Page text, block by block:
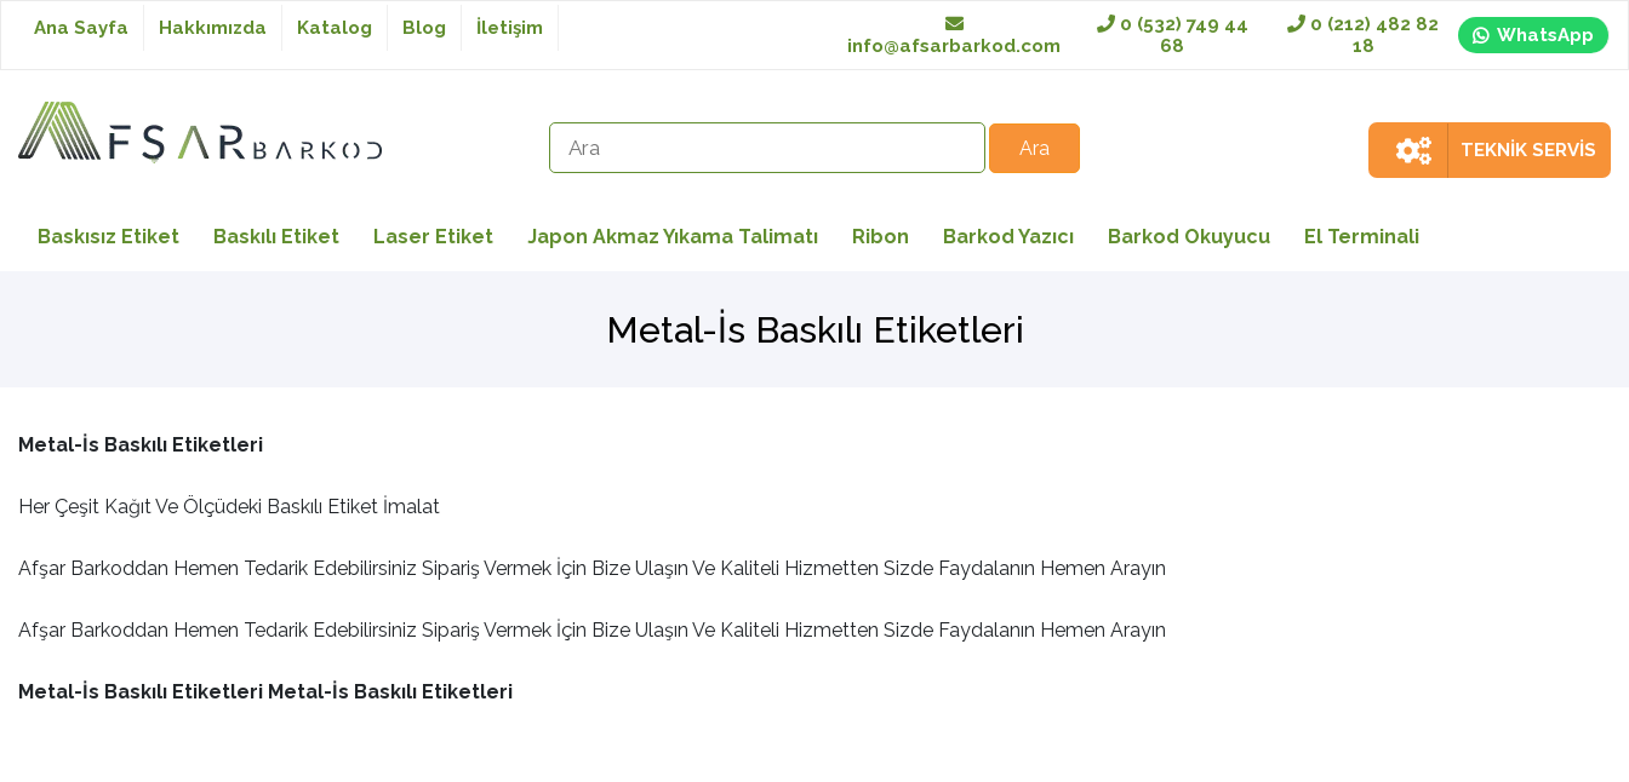
Baskısız Etiket
Talimatı
Ana Sayfa Hakkımızda Katalog Blog
İletişim
info@afsarbarkod.com
0 (532) 749 44
68
0 (212) 482 82
18
WhatsApp
TEKNİK SERVİS
Baskısız Etiket Baskılı Etiket Laser Etiket Japon Akmaz Yıkama Talimatı Ribon Barkod Yazıcı Barkod Okuyucu El Terminali
Metal-İs Baskılı Etiketleri
Metal-İs Baskılı Etiketleri
Her Çeşit Kağıt Ve Ölçüdeki Baskılı Etiket İmalat
Afşar Barkoddan Hemen Tedarik Edebilirsiniz Sipariş Vermek İçin Bize Ulaşın Ve Kaliteli Hizmetten Sizde Faydalanın Hemen Arayın
Afşar Barkoddan Hemen Tedarik Edebilirsiniz Sipariş Vermek İçin Bize Ulaşın Ve Kaliteli Hizmetten Sizde Faydalanın Hemen Arayın
Metal-İs Baskılı Etiketleri Metal-İs Baskılı Etiketleri